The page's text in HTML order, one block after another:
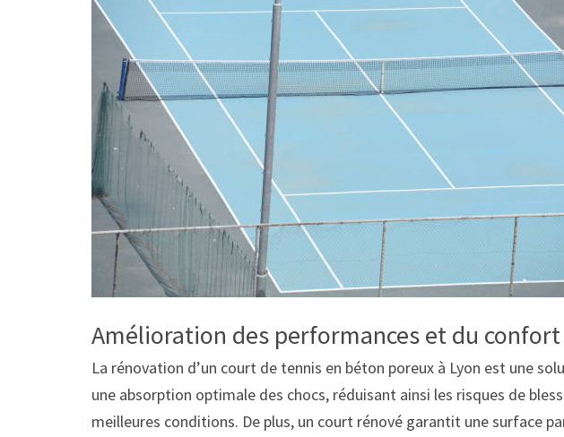
Amélioration des performances et du
La rénovation d’un court de tennis en béton poreux à Lyon est une
une absorption optimale des chocs, réduisant ainsi les risques de
meilleures conditions. De plus, un court rénové garantit une surface